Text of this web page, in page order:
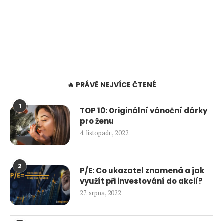
🔥 PRÁVĚ NEJVÍCE ČTENÉ
1
TOP 10: Originální vánoční dárky
pro ženu
4. listopadu, 2022
2
P/E: Co ukazatel znamená a jak
využít při investování do akcií?
27. srpna, 2022